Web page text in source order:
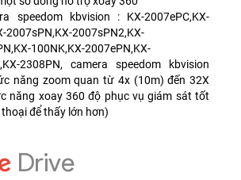
speedom kbvision : KX-2007ePC,KX-
2007sPN,KX-2007sPN2,KX-
100NK,KX-2007ePN,KX-
2308PN, camera speedom kbvision
năng zoom quan từ 4x (10m) đến 32X
năng xoay 360 độ phục vụ giám sát tốt
để thấy lớn hơn)